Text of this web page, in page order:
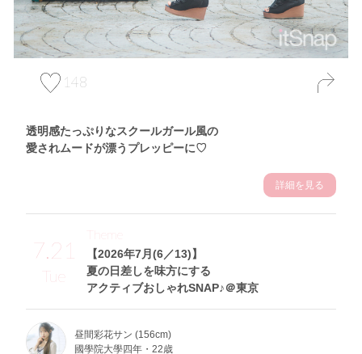
148
透明感たっぷりなスクールガール風の
愛されムードが漂うプレッピーに♡
詳細を見る
7.21
Tue
【2026年7月(6／13)】
夏の日差しを味方にする
アクティブおしゃれSNAP♪＠東京
Theme
昼間彩花サン (156cm)
國學院大學四年・22歳